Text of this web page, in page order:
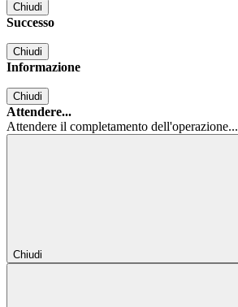
Chiudi
Successo
Chiudi
Informazione
Chiudi
Attendere...
Attendere il completamento dell'operazione...
Chiudi